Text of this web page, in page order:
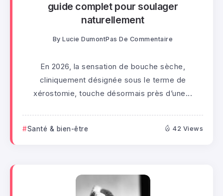
guide complet pour soulager
naturellement
By Lucie DumontPas De Commentaire
En 2026, la sensation de bouche sèche,
cliniquement désignée sous le terme de
xérostomie, touche désormais près d’une...
Santé & bien-être 42 Views